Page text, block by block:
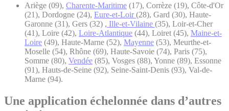
Ariège (09), Charente-Maritime (17), Corrèze (19), Côte-d'Or
(21), Dordogne (24), Eure-et-Loir (28), Gard (30), Haute-
Garonne (31), Gers (32) , Ille-et-Vilaine (35), Loir-et-Cher
(41), Loire (42), Loire-Atlantique (44), Loiret (45), Maine-et-
Loire (49), Haute-Marne (52), Mayenne (53), Meurthe-et-
Moselle (54), Rhône (69), Haute-Savoie (74), Paris (75),
Somme (80), Vendée (85), Vosges (88), Yonne (89), Essonne
(91), Hauts-de-Seine (92), Seine-Saint-Denis (93), Val-de-
Marne (94).
Une application échelonnée dans d’autres